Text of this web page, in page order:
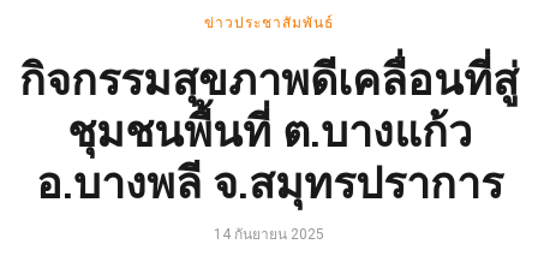
ข่าวประชาสัมพันธ์
กิจกรรมสุขภาพดีเคลื่อนที่สู่
ชุมชนพื้นที่ ต.บางแก้ว
อ.บางพลี จ.สมุทรปราการ
14 กันยายน 2025